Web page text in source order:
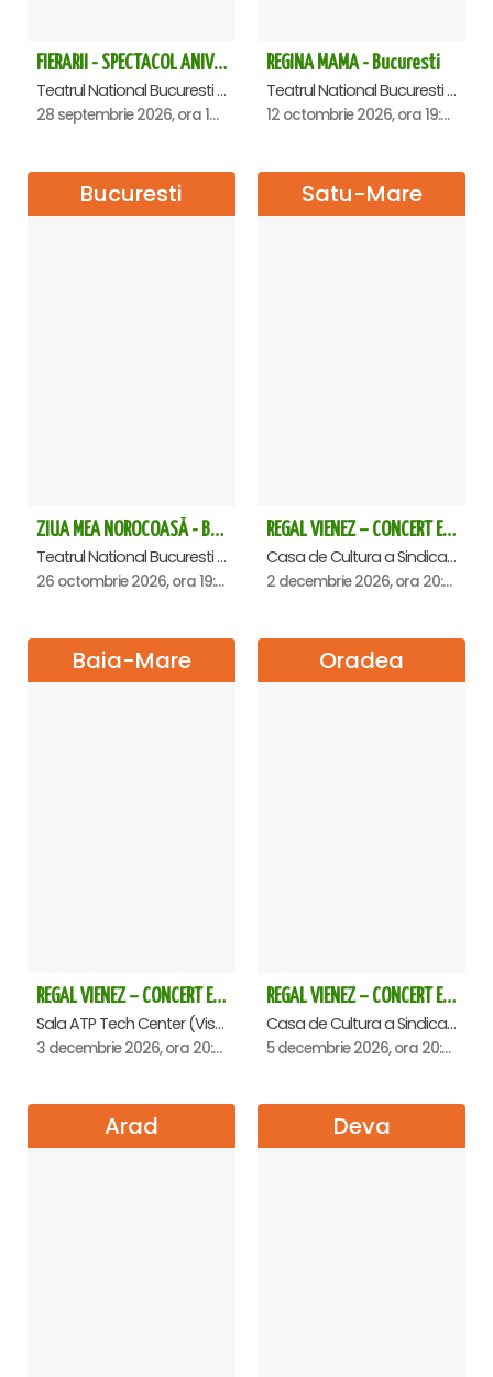
FIERARII - SPECTACOL ANIVERSAR GEORGE MIHĂIȚĂ
Teatrul National Bucuresti - Sala Ion Caramitru, Bucuresti
28 septembrie 2026, ora 19:00
REGINA MAMA - Bucuresti
Teatrul National Bucuresti - Sala Ion Caramitru, Bucuresti
12 octombrie 2026, ora 19:00
Bucuresti
ZIUA MEA NOROCOASĂ - Bucuresti
Teatrul National Bucuresti - Sala Ion Caramitru, Bucuresti
26 octombrie 2026, ora 19:00
Satu-Mare
REGAL VIENEZ – CONCERT EXTRAORDINAR DE CRACIUN - Satu Mare
Casa de Cultura a Sindicatelor , Satu-Mare
2 decembrie 2026, ora 20:00
Baia-Mare
REGAL VIENEZ – CONCERT EXTRAORDINAR DE CRACIUN - Baia Mare
Sala ATP Tech Center (Vis a vis de Auchan), Baia-Mare
3 decembrie 2026, ora 20:00
Oradea
REGAL VIENEZ – CONCERT EXTRAORDINAR DE CRACIUN - Oradea
Casa de Cultura a Sindicatelor , Oradea
5 decembrie 2026, ora 20:00
Arad Deva